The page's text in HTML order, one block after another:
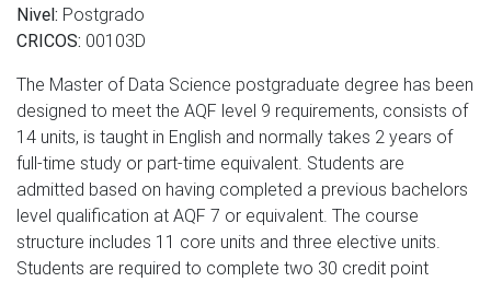
Nivel: Postgrado
CRICOS: 00103D
The Master of Data Science postgraduate degree has been
designed to meet the AQF level 9 requirements, consists of
14 units, is taught in English and normally takes 2 years of
full-time study or part-time equivalent. Students are
admitted based on having completed a previous bachelors
level qualification at AQF 7 or equivalent. The course
structure includes 11 core units and three elective units.
Students are required to complete two 30 credit point